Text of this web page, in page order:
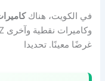
في الكويت، هناك
غرضًا معينًا. تحديدا